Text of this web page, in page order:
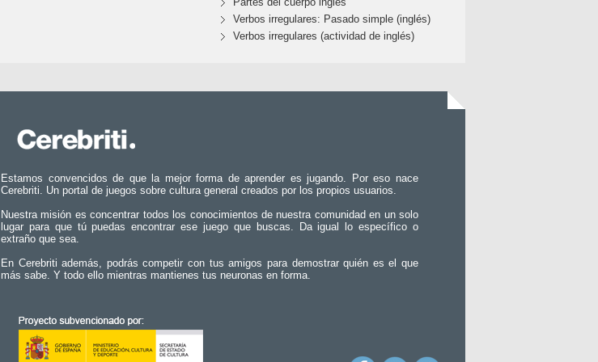
Verbos irregulares: Pasado simple (inglés)
Verbos irregulares (actividad de inglés)
Estamos convencidos de que la mejor forma de aprender es jugando. Por eso nace
Cerebriti. Un portal de juegos sobre cultura general creados por los propios usuarios.
Nuestra misión es concentrar todos los conocimientos de nuestra comunidad en un solo
lugar para que tú puedas encontrar ese juego que buscas. Da igual lo específico o
extraño que sea.
En Cerebriti además, podrás competir con tus amigos para demostrar quién es el que
más sabe. Y todo ello mientras mantienes tus neuronas en forma.